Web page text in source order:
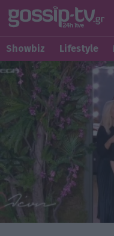
Showbiz Lifestyle